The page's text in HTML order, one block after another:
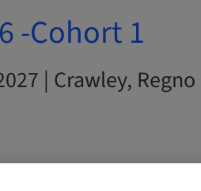
-Cohort 1
| Crawley,